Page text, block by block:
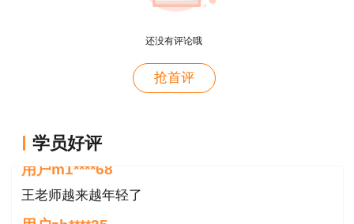
还没有评论哦
抢首评
学员好评
用户m1****68
用户zh****35
王英老师讲的很好